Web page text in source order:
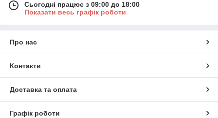
Сьогодні працює з 09:00 до 18:00
Показати весь графік роботи
Про нас
Контакти
Доставка та оплата
Графік роботи